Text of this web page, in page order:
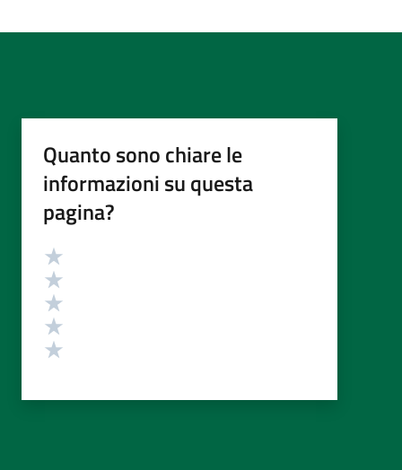
Quanto sono chiare le
informazioni su questa
pagina?
Valutazione